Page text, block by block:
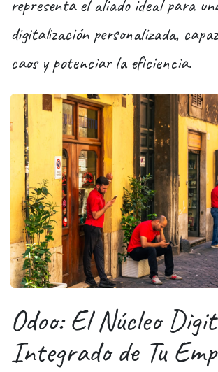
representa el aliado ideal para
digitalización personalizada,
caos y potenciar la eficiencia.
Odoo: El Núcleo
Integrado de Tu